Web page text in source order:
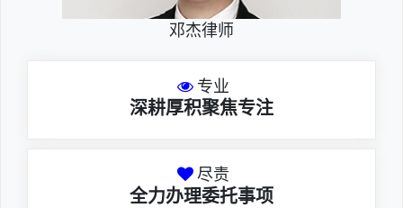
邓杰律师
专业
深耕厚积聚焦专注
尽责
全力办理委托事项